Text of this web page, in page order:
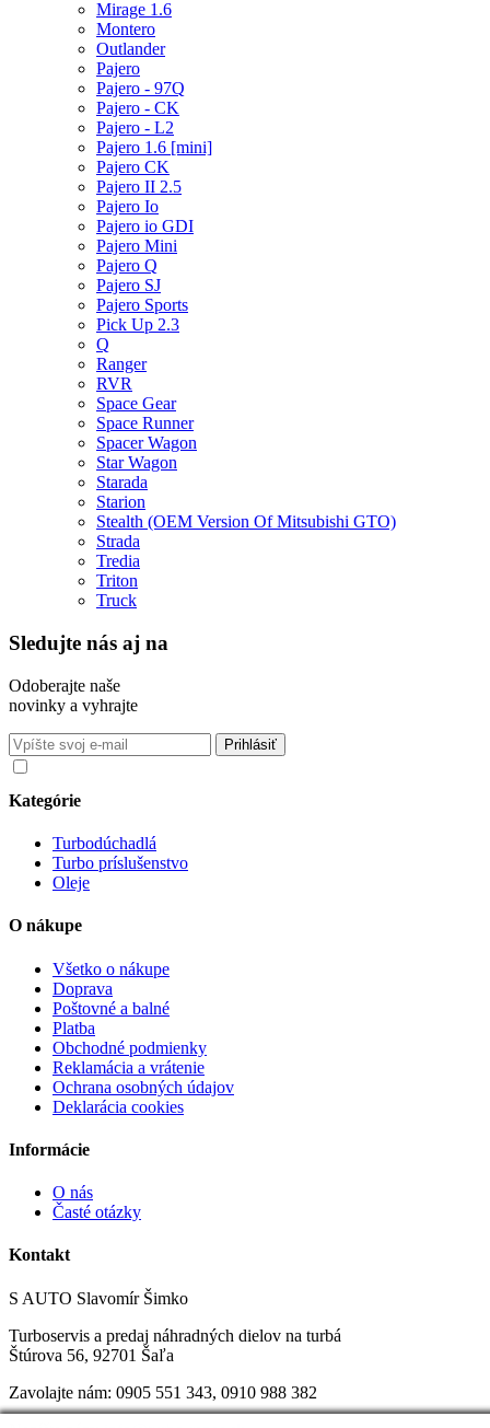
Mirage 1.6
Montero
Outlander
Pajero
Pajero - 97Q
Pajero - CK
Pajero - L2
Pajero 1.6 [mini]
Pajero CK
Pajero II 2.5
Pajero Io
Pajero io GDI
Pajero Mini
Pajero Q
Pajero SJ
Pajero Sports
Pick Up 2.3
Q
Ranger
RVR
Space Gear
Space Runner
Spacer Wagon
Star Wagon
Starada
Starion
Stealth (OEM Version Of Mitsubishi GTO)
Strada
Tredia
Triton
Truck
Sledujte nás aj na
Odoberajte naše
novinky a vyhrajte
Kategórie
Turbodúchadlá
Turbo príslušenstvo
Oleje
O nákupe
Všetko o nákupe
Doprava
Poštovné a balné
Platba
Obchodné podmienky
Reklamácia a vrátenie
Ochrana osobných údajov
Deklarácia cookies
Informácie
O nás
Časté otázky
Kontakt
S AUTO Slavomír Šimko
Turboservis a predaj náhradných dielov na turbá
Štúrova 56, 92701 Šaľa
Zavolajte nám: 0905 551 343, 0910 988 382